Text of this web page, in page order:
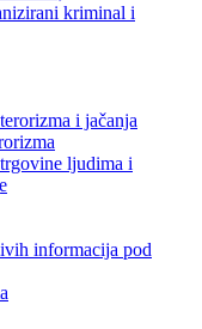
kriminal i
i jačanja
ljudima i
informacija pod